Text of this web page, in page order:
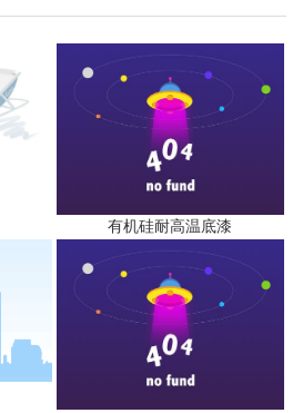
有机硅耐高温底漆